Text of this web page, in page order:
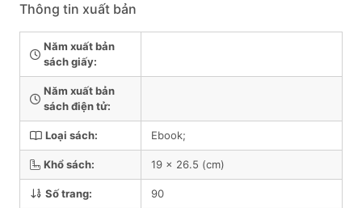
Thông tin xuất bản
Năm xuất bản
sách giấy:
Năm xuất bản
sách điện tử:
Loại sách: Ebook;
Khổ sách: 19 x 26.5 (cm)
Số trang: 90